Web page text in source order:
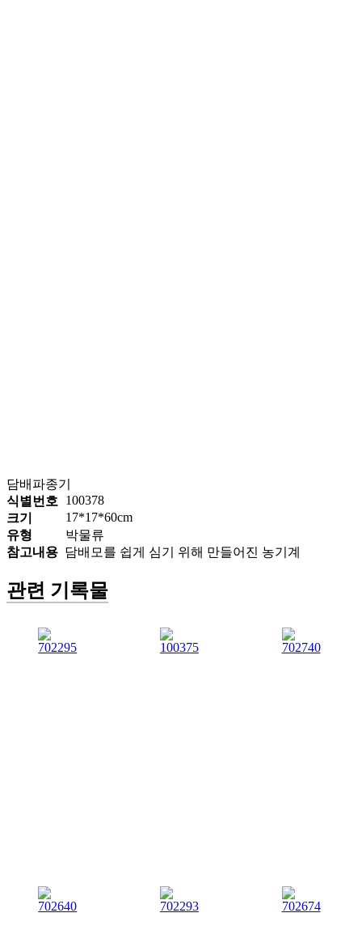
담배파종기
식별번호
100378
크기
17*17*60cm
유형
박물류
참고내용 담배모를 쉽게 심기 위해 만들어진 농기계
관련 기록물